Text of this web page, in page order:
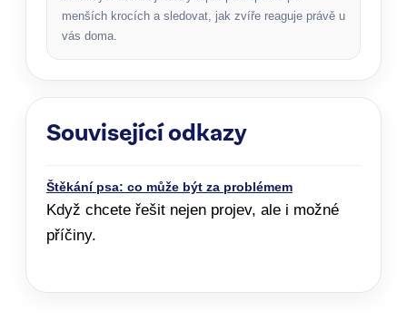
menších krocích a sledovat, jak zvíře reaguje právě u
vás doma.
Související odkazy
Štěkání psa: co může být za problémem
Když chcete řešit nejen projev, ale i možné
příčiny.